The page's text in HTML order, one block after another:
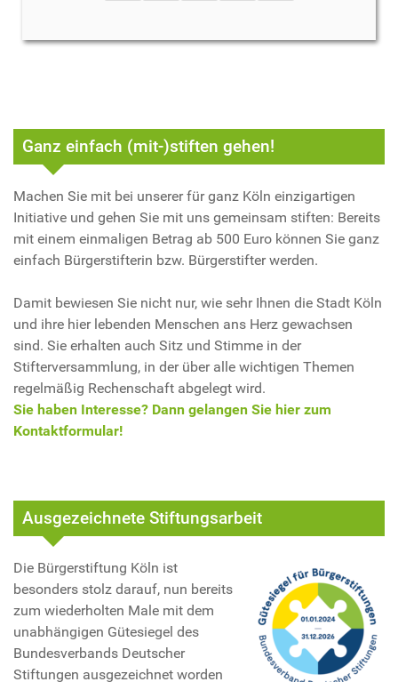
Ganz einfach (mit-)stiften gehen!
Machen Sie mit bei unserer für ganz Köln einzigartigen
Initiative und gehen Sie mit uns gemeinsam stiften: Bereits
mit einem einmaligen Betrag ab 500 Euro können Sie ganz
einfach Bürgerstifterin bzw. Bürgerstifter werden.
Damit bewiesen Sie nicht nur, wie sehr Ihnen die Stadt Köln
und ihre hier lebenden Menschen ans Herz gewachsen
sind. Sie erhalten auch Sitz und Stimme in der
Stifterversammlung, in der über alle wichtigen Themen
regelmäßig Rechenschaft abgelegt wird.
Sie haben Interesse? Dann gelangen Sie hier zum
Kontaktformular!
Ausgezeichnete Stiftungsarbeit
Die Bürgerstiftung Köln ist
besonders stolz darauf, nun bereits
zum wiederholten Male mit dem
unabhängigen Gütesiegel des
Bundesverbands Deutscher
Stiftungen ausgezeichnet worden